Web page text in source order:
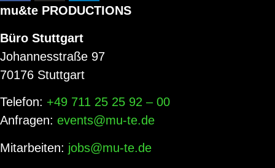
mu&te PRODUCTIONS
Büro Stuttgart
Johannesstraße 97
70176 Stuttgart
Telefon: +49 711 25 25 92 – 00
Anfragen: events@mu-te.de
Mitarbeiten: jobs@mu-te.de